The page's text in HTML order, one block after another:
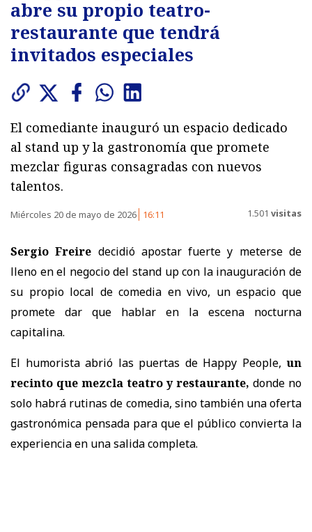
abre su propio teatro-
restaurante que tendrá
invitados especiales
El comediante inauguró un espacio dedicado
al stand up y la gastronomía que promete
mezclar figuras consagradas con nuevos
talentos.
Miércoles 20 de mayo de 2026 16:11 1.501 visitas
Sergio Freire decidió apostar fuerte y meterse de
lleno en el negocio del stand up con la inauguración de
su propio local de comedia en vivo, un espacio que
promete dar que hablar en la escena nocturna
capitalina.
El humorista abrió las puertas de Happy People, un
recinto que mezcla teatro y restaurante, donde no
solo habrá rutinas de comedia, sino también una oferta
gastronómica pensada para que el público convierta la
experiencia en una salida completa.